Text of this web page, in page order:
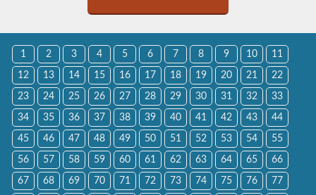
1 2 3 4 5 6 7 8 9 10 11
12 13 14 15 16 17 18 19 20 21 22
23 24 25 26 27 28 29 30 31 32 33
34 35 36 37 38 39 40 41 42 43 44
45 46 47 48 49 50 51 52 53 54 55
56 57 58 59 60 61 62 63 64 65 66
67 68 69 70 71 72 73 74 75 76 77